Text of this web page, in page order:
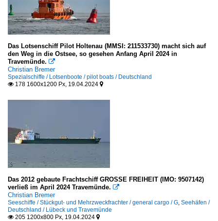
Das Lotsenschiff Pilot Holtenau (MMSI: 211533730) macht sich auf
den Weg in die Ostsee, so gesehen Anfang April 2024 in
Travemünde. 
Christian Bremer
Spezialschiffe / Lotsenboote / pilot boats / Deutschland
 178 1600x1200 Px, 19.04.2024 
Das 2012 gebaute Frachtschiff GROSSE FREIHEIT (IMO: 9507142)
verließ im April 2024 Travemünde. 
Christian Bremer
Seeschiffe / Stückgut- und Mehrzweckfrachter / general cargo / G Seehäfen /
Deutschland / Lübeck und Travemünde
 205 1200x800 Px, 19.04.2024 